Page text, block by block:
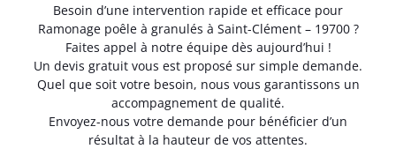
Besoin d’une intervention rapide et efficace pour
Ramonage poêle à granulés à Saint-Clément – 19700 ?
Faites appel à notre équipe dès aujourd’hui !
Un devis gratuit vous est proposé sur simple demande.
Quel que soit votre besoin, nous vous garantissons un
accompagnement de qualité.
Envoyez-nous votre demande pour bénéficier d’un
résultat à la hauteur de vos attentes.